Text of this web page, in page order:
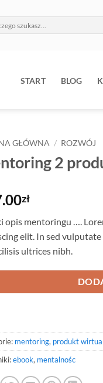
START BLOG
GŁÓWNA / ROZWÓJ
2
zł
opis mentoringu ….
elit. In sed vulputate
ultrices nibh.
mentoring, produkt
ebook, mentalnośc